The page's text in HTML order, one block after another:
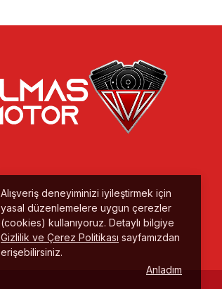
Alışveriş deneyiminizi iyileştirmek için
yasal düzenlemelere uygun çerezler
(cookies) kullanıyoruz. Detaylı bilgiye
Gizlilik ve Çerez Politikası sayfamızdan
erişebilirsiniz.
Anladım